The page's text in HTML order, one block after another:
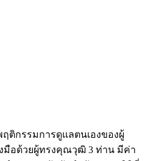
ติกรรมการดูแลตนเองของผู้
มือด้วยผู้ทรงคุณวุฒิ 3 ท่าน มีค่า